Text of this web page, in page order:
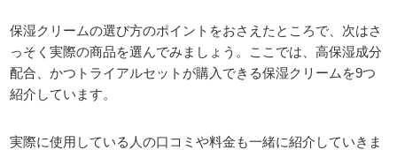
保湿クリームの選び方のポイントをおさえたところで、次はさ
っそく実際の商品を選んでみましょう。ここでは、高保湿成分
配合、かつトライアルセットが購入できる保湿クリームを9つ
紹介しています。
実際に使用している人の口コミや料金も一緒に紹介していきま